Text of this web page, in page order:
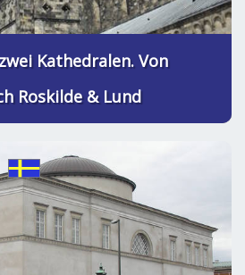
Kathedralen. Von
Roskilde & Lund